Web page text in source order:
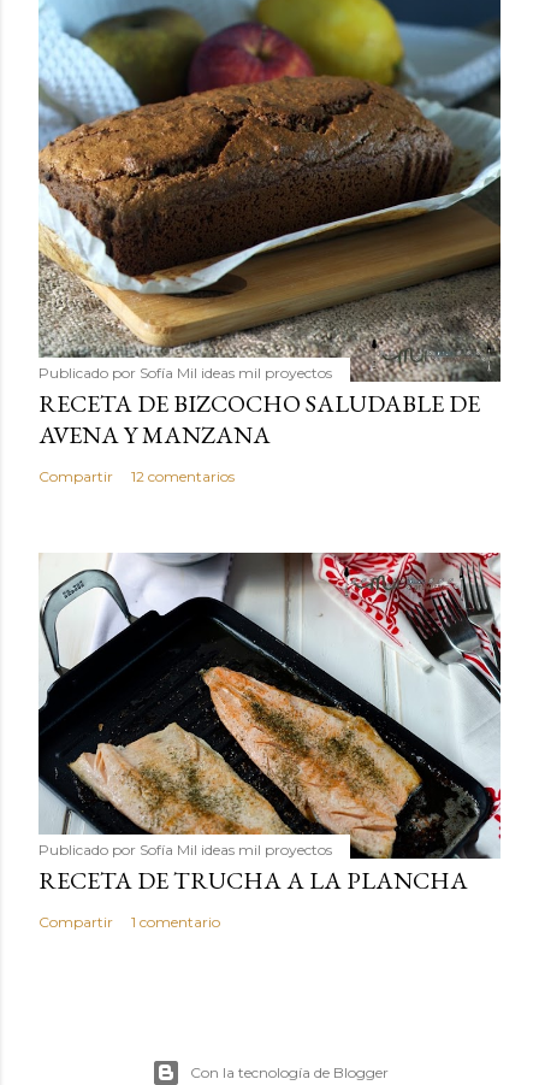
Publicado por Sofía Mil ideas mil proyectos
RECETA DE BIZCOCHO SALUDABLE DE
AVENA Y MANZANA
Compartir 12 comentarios
Publicado por Sofía Mil ideas mil proyectos
RECETA DE TRUCHA A LA PLANCHA
Compartir 1 comentario
Con la tecnología de Blogger